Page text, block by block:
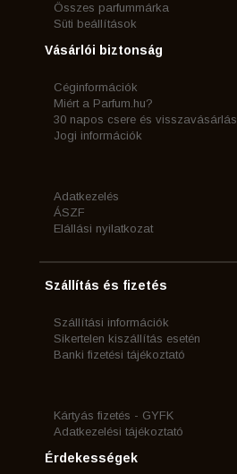
Összes parfummárka
Süti beállítások
Vásárlói biztonság
Céginformációk
Miért a Parfum.hu?
30 napos csere és visszavásárlás
Jogi információk
Adatkezelés
ÁSZF
Elállási nyilatkozat
Szállítás és fizetés
Szállítási információk
Sikertelen kiszállítás esetén
Banki fizetési tájékoztató
Kártyás fizetés - GYFK
Adatkezelési tájékoztató
Érdekességek